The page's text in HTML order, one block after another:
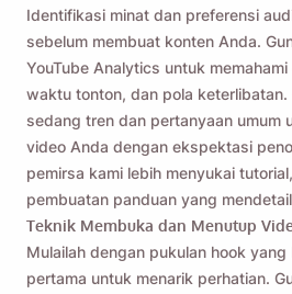
Identifikasi minat dan preferensi
sebelum membuat konten Anda.
YouTube Analytics untuk
waktu tonton, dan pola
sedang tren dan pertanyaan umum
video Anda dengan ekspektasi
pemirsa kami lebih menyukai
pembuatan panduan yang
Teknik Membuka dan Menutup
Mulailah dengan pukulan hook
pertama untuk menarik perhatian.